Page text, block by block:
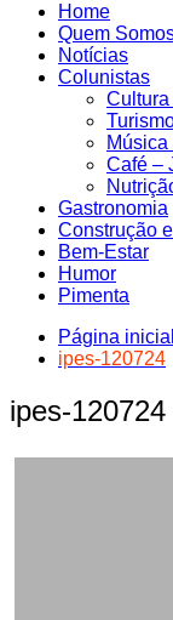
Home
Quem
Notícias
Colunistas
Café –
Gastronomia
Construção
Bem-Estar
Humor
Pimenta
Página inicial
ipes-120724
ipes-120724